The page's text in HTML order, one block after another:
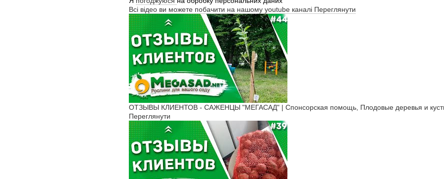
Всі відео ви можете побачити на нашому youtube каналі Переглянути
ОТЗЫВЫ КЛИЕНТОВ - САЖЕНЦЫ "МЕГАСАД" | Cпонсорская помощь, Плодовые деревья и
Переглянути